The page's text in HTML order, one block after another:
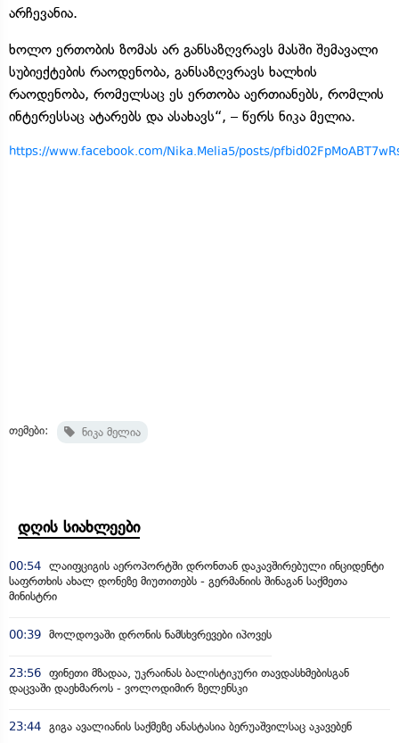
არჩევანია.
ხოლო ერთობის ზომას არ განსაზღვრავს მასში შემავალი
სუბიექტების რაოდენობა, განსაზღვრავს ხალხის
რაოდენობა, რომელსაც ეს ერთობა აერთიანებს, რომლის
ინტერესსაც ატარებს და ასახავს“, – წერს ნიკა მელია.
https://www.facebook.com/Nika.Melia5/posts/
თემები: ნიკა მელია
დღის სიახლეები
00:54 ლაიფციგის აეროპორტში დრონთან დაკავშირებული ინციდენტი
საფრთხის ახალ დონეზე მიუთითებს - გერმანიის შინაგან საქმეთა
მინისტრი
00:39 მოლდოვაში დრონის ნამსხვრევები იპოვეს
23:56 ფინეთი მზადაა, უკრაინას ბალისტიკური თავდასხმებისგან
დაცვაში დაეხმაროს - ვოლოდიმირ ზელენსკი
23:44 გიგა ავალიანის საქმეზე ანასტასია ბერუაშვილსაც აკავებენ